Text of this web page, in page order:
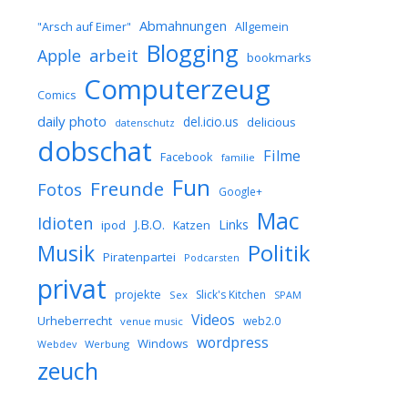
"Arsch auf Eimer" Abmahnungen Allgemein
Apple arbeit Blogging bookmarks
Comics Computerzeug
daily photo datenschutz del.icio.us delicious
dobschat Facebook familie Filme
Fotos Freunde Fun Google+
Idioten ipod J.B.O. Katzen Links Mac
Musik Piratenpartei Podcarsten Politik
privat projekte Sex Slick's Kitchen SPAM
Urheberrecht venue music Videos web2.0
Webdev Werbung Windows wordpress
zeuch